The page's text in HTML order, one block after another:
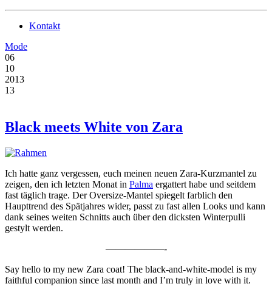
Kontakt
Mode
06
10
2013
13
Black meets White von Zara
Ich hatte ganz vergessen, euch meinen neuen Zara-Kurzmantel zu
zeigen, den ich letzten Monat in Palma ergattert habe und seitdem
fast täglich trage. Der Oversize-Mantel spiegelt farblich den
Haupttrend des Spätjahres wider, passt zu fast allen Looks und kann
dank seines weiten Schnitts auch über den dicksten Winterpulli
gestylt werden.
——————-
Say hello to my new Zara coat! The black-and-white-model is my
faithful companion since last month and I’m truly in love with it.